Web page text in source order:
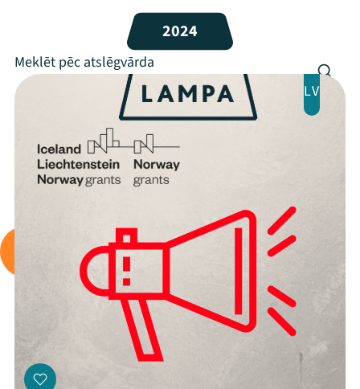
Mana programma
Festivāls
Programma
Arhīvs
Viņi bija LAMPĀ 2026
Jaunumi
Veikals
Kontakti
2024
LV